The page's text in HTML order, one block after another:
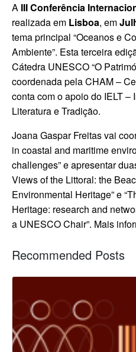
A III Conferência
realizada em Lisboa, em
tema principal “Oceanos e
Ambiente”. Esta terceira
Cátedra UNESCO “O
coordenada pela CHAM –
conta com o apoio do IELT –
Literatura e Tradição.
Joana Gaspar Freitas vai
in coastal and maritime
challenges” e apresentar
Views of the Littoral: the
Environmental Heritage” e
Heritage: research and
a UNESCO Chair”. Mais
Recommended Posts